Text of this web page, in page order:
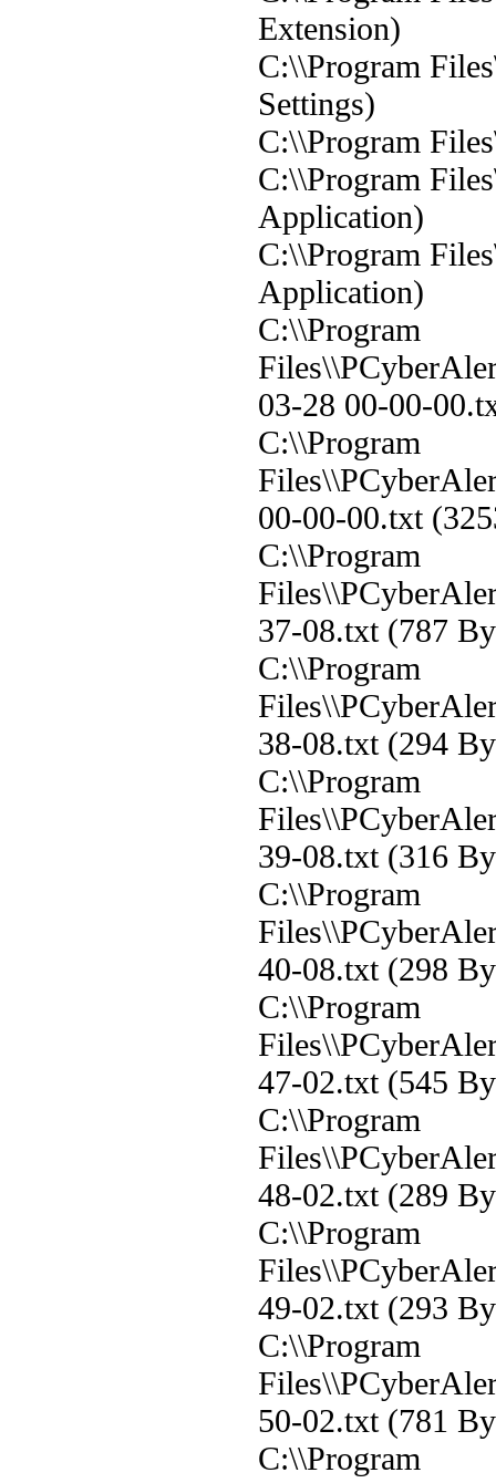
Extension)
C:\\Program
Settings)
C:\\Program
C:\\Program
Application)
C:\\Program
Application)
C:\\Program
03-28 00-00-
C:\\Program
00-00-00.txt
C:\\Program
37-08.txt (787
C:\\Program
38-08.txt (294
C:\\Program
39-08.txt (316
C:\\Program
40-08.txt (298
C:\\Program
47-02.txt (545
C:\\Program
48-02.txt (289
C:\\Program
49-02.txt (293
C:\\Program
50-02.txt (781
C:\\Program